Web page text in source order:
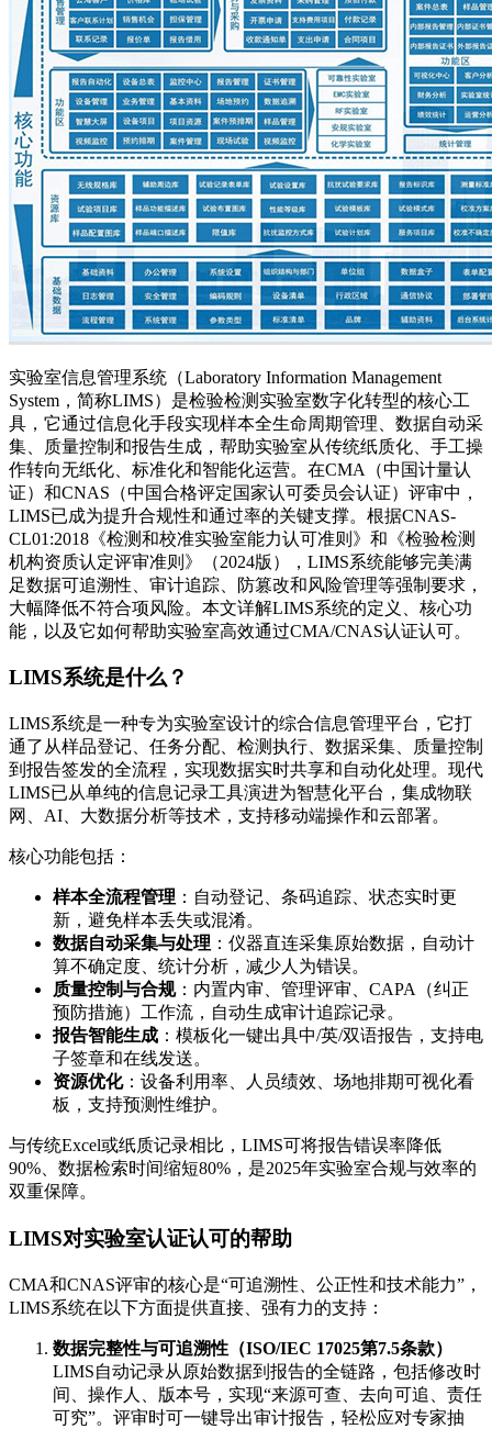
实验室信息管理系统（Laboratory Information Management
System，简称LIMS）是检验检测实验室数字化转型的核心工
具，它通过信息化手段实现样本全生命周期管理、数据自动采
集、质量控制和报告生成，帮助实验室从传统纸质化、手工操
作转向无纸化、标准化和智能化运营。在CMA（中国计量认
证）和CNAS（中国合格评定国家认可委员会认证）评审中，
LIMS已成为提升合规性和通过率的关键支撑。根据CNAS-
CL01:2018《检测和校准实验室能力认可准则》和《检验检测
机构资质认定评审准则》（2024版），LIMS系统能够完美满
足数据可追溯性、审计追踪、防篡改和风险管理等强制要求，
大幅降低不符合项风险。本文详解LIMS系统的定义、核心功
能，以及它如何帮助实验室高效通过CMA/CNAS认证认可。
LIMS系统是什么？
LIMS系统是一种专为实验室设计的综合信息管理平台，它打
通了从样品登记、任务分配、检测执行、数据采集、质量控制
到报告签发的全流程，实现数据实时共享和自动化处理。现代
LIMS已从单纯的信息记录工具演进为智慧化平台，集成物联
网、AI、大数据分析等技术，支持移动端操作和云部署。
核心功能包括：
样本全流程管理 ：自动登记、条码追踪、状态实时更
新，避免样本丢失或混淆。
数据自动采集与处理 ：仪器直连采集原始数据，自动计
算不确定度、统计分析，减少人为错误。
质量控制与合规：内置内审、管理评审、CAPA（纠正
预防措施）工作流，自动生成审计追踪记录。
报告智能生成 ：模板化一键出具中/英/双语报告，支持电
子签章和在线发送。
资源优化：设备利用率、人员绩效、场地排期可视化看
板，支持预测性维护。
与传统Excel或纸质记录相比，LIMS可将报告错误率降低
90%、数据检索时间缩短80%，是2025年实验室合规与效率的
双重保障。
LIMS对实验室认证认可的帮助
CMA和CNAS评审的核心是“可追溯性、公正性和技术能力”，
LIMS系统在以下方面提供直接、强有力的支持：
数据完整性与可追溯性（ISO/IEC 17025第7.5条款）
LIMS自动记录从原始数据到报告的全链路，包括修改时
间、操作人、版本号，实现“来源可查、去向可追、责任
可究”。评审时可一键导出审计报告，轻松应对专家抽